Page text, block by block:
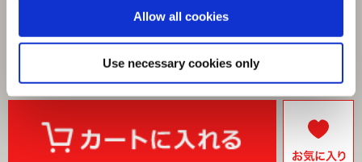
Allow all cookies
Use necessary cookies only
66ポイント付与